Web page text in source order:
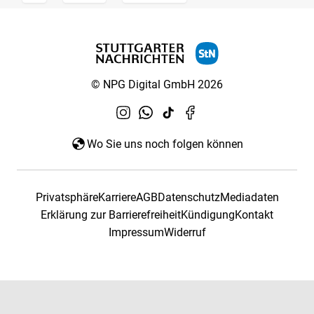
© NPG Digital GmbH 2026
Wo Sie uns noch folgen können
PrivatsphäreKarriereAGBDatenschutzMediadaten
Erklärung zur BarrierefreiheitKündigungKontakt
ImpressumWiderruf